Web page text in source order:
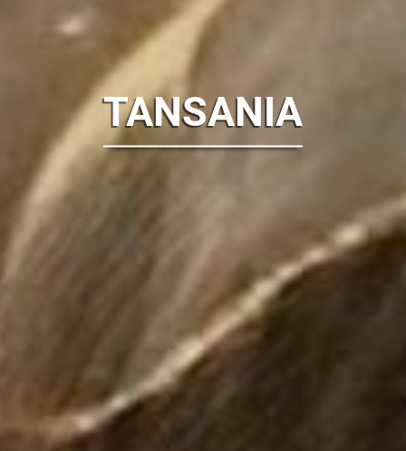
TANSANIA